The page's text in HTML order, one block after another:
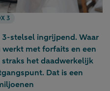
3
stelsel ingrijpend. Waar
met forfaits en een
het daadwerkelijk
Dat is een